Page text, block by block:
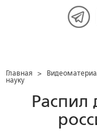
Главная >
науку
Распил